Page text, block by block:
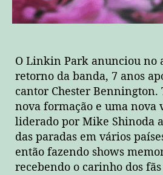
O Linkin Park anunciou no
retorno da banda, 7 anos
cantor Chester Bennington.
nova formação e uma nova
liderado por Mike Shinoda
das paradas em vários
então fazendo shows
recebendo o carinho dos